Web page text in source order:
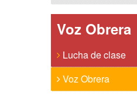
Voz Obrera
Lucha de clase
Voz Obrera